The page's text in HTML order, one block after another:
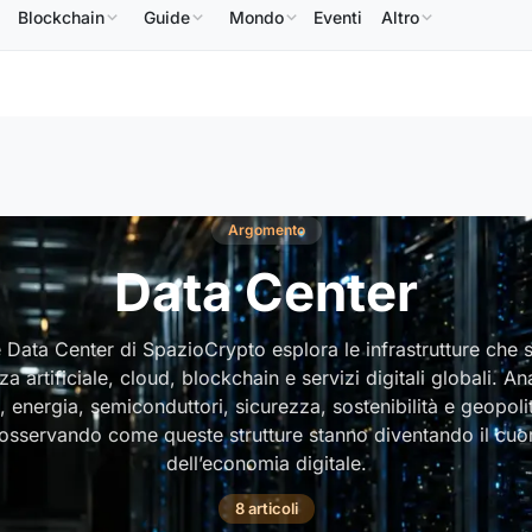
BNBBNB586,64 USD ↑2.10% USDCUSDC0,9995 USD↑0.00% XRP
Blockchain Guide Mondo Eventi Altro
Argomento
Data Center
Data Center di SpazioCrypto esplora le infrastrutture che
artificiale, cloud, blockchain e servizi digitali globali.
energia, semiconduttori, sicurezza, sostenibilità e
come queste strutture stanno diventando il
dell’economia digitale.
8 articoli